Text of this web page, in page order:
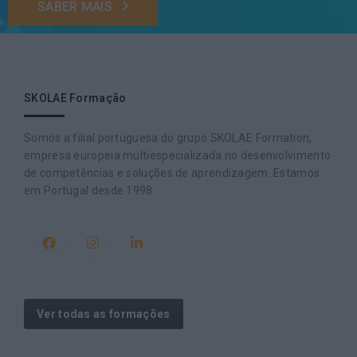
SABER MAIS
SKOLAE Formação
Somos a filial portuguesa do grupo SKOLAE Formation,
empresa europeia multiespecializada no desenvolvimento
de competências e soluções de aprendizagem. Estamos
em Portugal desde 1998.
Ver todas as formações